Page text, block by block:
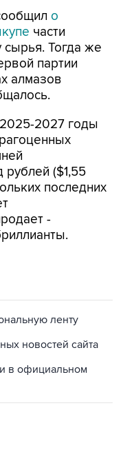
о
части
Тогда же
партии
алмазов
2027 годы
рублей ($1,55
последних
-
ленту
новостей сайта
в официальном